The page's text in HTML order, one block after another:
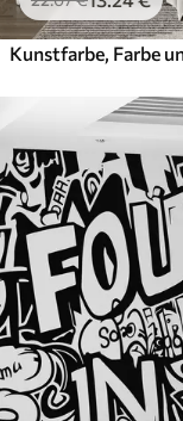
Kunstfarbe, Farbe